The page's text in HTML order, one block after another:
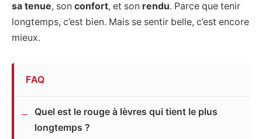
sa tenue, son confort, et son rendu. Parce que tenir
longtemps, c’est bien. Mais se sentir belle, c’est encore
mieux.
FAQ
Quel est le rouge à lèvres qui tient le plus
longtemps ?